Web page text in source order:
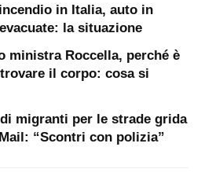
in Italia, auto in
la situazione
ministra Roccella, perché è
il corpo: cosa si
migranti per le strade grida
“Scontri con polizia”